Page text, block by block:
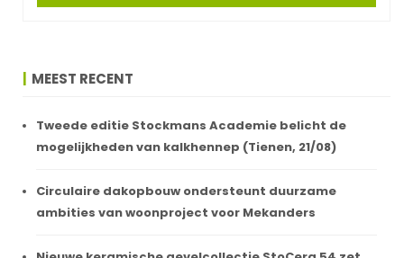
MEEST RECENT
Tweede editie Stockmans Academie belicht de
mogelijkheden van kalkhennep (Tienen, 21/08)
Circulaire dakopbouw ondersteunt duurzame
ambities van woonproject voor Mekanders